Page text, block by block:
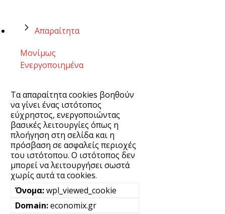
Απαραίτητα
Μονίμως
Ενεργοποιημένα
Τα απαραίτητα cookies βοηθούν
να γίνει ένας ιστότοπος
εύχρηστος, ενεργοποιώντας
βασικές λειτουργίες όπως η
πλοήγηση στη σελίδα και η
πρόσβαση σε ασφαλείς περιοχές
του ιστότοπου. Ο ιστότοπος δεν
μπορεί να λειτουργήσει σωστά
χωρίς αυτά τα cookies.
wpl_viewed_cookie
economix.gr